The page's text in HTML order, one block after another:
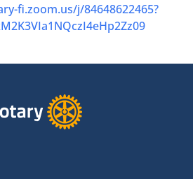
fi.zoom.us/j/84648622465?